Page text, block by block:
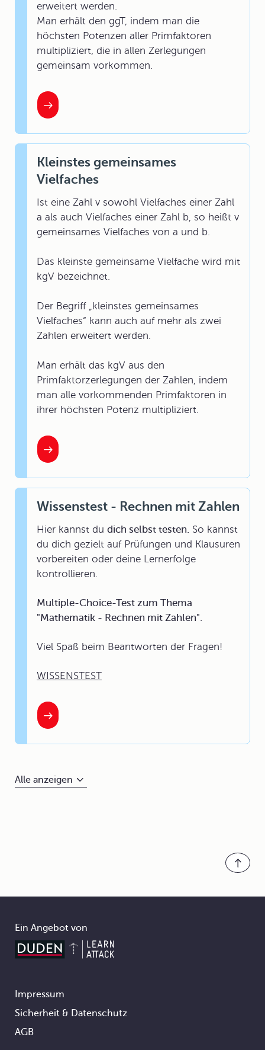
erweitert werden.
Man erhält den ggT, indem man die
höchsten Potenzen aller Primfaktoren
multipliziert, die in allen Zerlegungen
gemeinsam vorkommen.
Kleinstes gemeinsames
Vielfaches
Ist eine Zahl v sowohl Vielfaches einer Zahl
a als auch Vielfaches einer Zahl b, so heißt v
gemeinsames Vielfaches von a und b.
Das kleinste gemeinsame Vielfache wird mit
kgV bezeichnet.
Der Begriff „kleinstes gemeinsames
Vielfaches“ kann auch auf mehr als zwei
Zahlen erweitert werden.
Man erhält das kgV aus den
Primfaktorzerlegungen der Zahlen, indem
man alle vorkommenden Primfaktoren in
ihrer höchsten Potenz multipliziert.
Wissenstest - Rechnen mit Zahlen
Hier kannst du dich selbst testen. So kannst
du dich gezielt auf Prüfungen und Klausuren
vorbereiten oder deine Lernerfolge
kontrollieren.
Multiple-Choice-Test zum Thema
"Mathematik - Rechnen mit Zahlen".
Viel Spaß beim Beantworten der Fragen!
WISSENSTEST
Alle anzeigen
Ein Angebot von
Footer
Impressum
Sicherheit & Datenschutz
AGB